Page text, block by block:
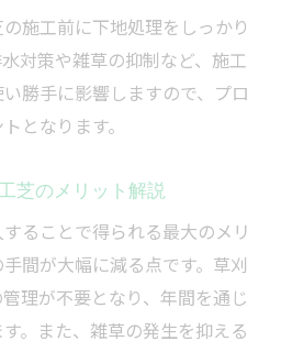
の庭設計を実現する人工芝
事で叶える理想のお庭づく
事で理想のデザインを考え
しない人工芝の選び方とポ
施工前に下地処理をしっかり
対策や雑草の抑制など、施工
勝手に影響しますので、プロ
となります。
芝のメリット解説
ることで得られる最大のメリ
間が大幅に減る点です。草刈
理が不要となり、年間を通じ
。また、雑草の発生を抑える